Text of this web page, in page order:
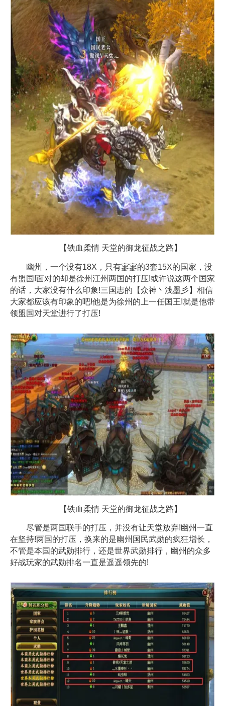
【铁血柔情 天堂的御龙征战之路】
幽州，一个没有18X，只有寥寥的3套15X的国家，没
有盟国!面对的却是徐州江州两国的打压!或许说这两个国家
的话，大家没有什么印象!三国志的【众神丶浅墨彡】相信
大家都应该有印象的吧!他是为徐州的上一任国王!就是他带
领盟国对天堂进行了打压!
【铁血柔情 天堂的御龙征战之路】
尽管是两国联手的打压，并没有让天堂放弃!幽州一直
在坚持!两国的打压，换来的是幽州国民武勋的疯狂增长，
不管是本国的武勋排行，还是世界武勋排行，幽州的众多
好战玩家的武勋排名一直是遥遥领先的!